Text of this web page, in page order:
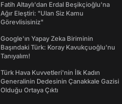
Fatih Altaylı'dan Erdal Beşikçioğlu'na
Ağır Eleştiri: "Ulan Siz Kamu
Görevlisisiniz"
Google'ın Yapay Zeka Biriminin
Başındaki Türk: Koray Kavukçuoğlu'nu
Tanıyalım!
Türk Hava Kuvvetleri'nin İlk Kadın
Generalinin Dedesinin Çanakkale Gazisi
Olduğu Ortaya Çıktı